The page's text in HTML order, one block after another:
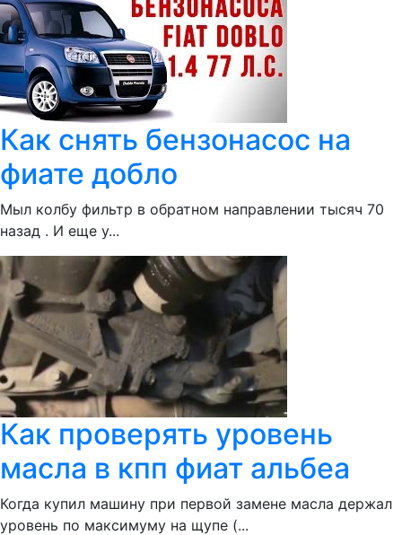
Как снять бензонасос на
фиате добло
Мыл колбу фильтр в обратном направлении тысяч 70
назад . И еще у...
Как проверять уровень
масла в кпп фиат альбеа
Когда купил машину при первой замене масла держал
уровень по максимуму на щупе (...